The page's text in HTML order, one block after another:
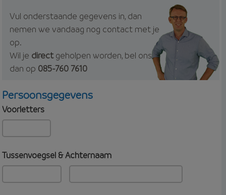
Vul onderstaande gegevens in, dan
nemen we vandaag nog contact met je
op.
Wil je directgeholpen worden, bel ons
dan op 085-760 7610
Persoonsgegevens
Voorletters
Tussenvoegsel & Achternaam